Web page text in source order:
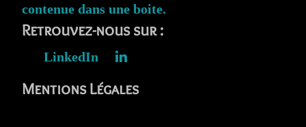
contenue dans une boite.
Retrouvez-nous sur :
LinkedIn
Mentions Légales